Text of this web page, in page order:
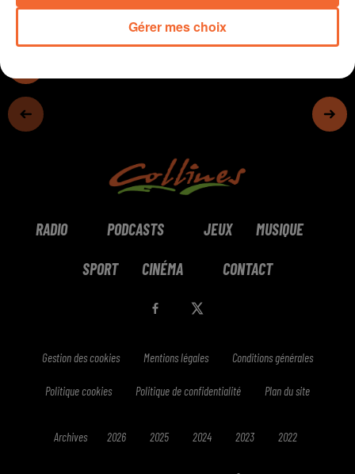
RADIO PODCASTS JEUX MUSIQUE
SPORT CINÉMA CONTACT
Gestion des cookies Mentions légales Conditions générales
Politique cookies Politique de confidentialité Plan du site
Archives 2026 2025 2024 2023 2022
Gérer mes choix